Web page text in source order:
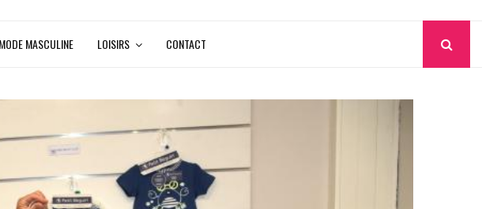
MODE MASCULINE LOISIRS CONTACT